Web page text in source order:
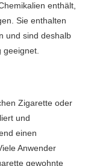
enthält,
Sie enthalten
und sind deshalb
Zigarette oder
und
einen
Anwender
gewohnte